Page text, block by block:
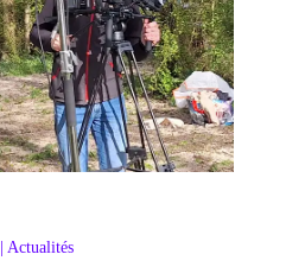
Actualités